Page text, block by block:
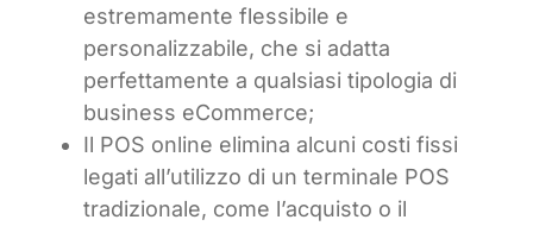
estremamente flessibile e
personalizzabile, che si adatta
perfettamente a qualsiasi tipologia di
business eCommerce;
Il POS online elimina alcuni costi fissi
legati all’utilizzo di un terminale POS
tradizionale, come l’acquisto o il